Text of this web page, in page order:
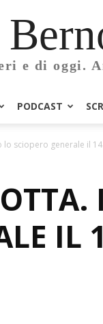
e di oggi.
PODCAST
lo sciopero generale il
IL